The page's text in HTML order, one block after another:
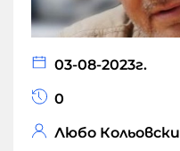
03-08-2023г.
0
Любо Кольовски